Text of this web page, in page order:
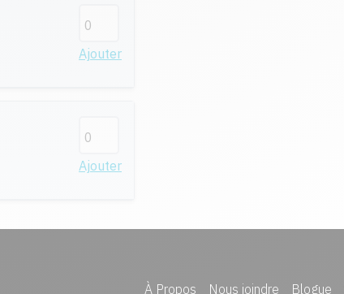
Ajouter
Ajouter
À Propos Nous joindre Blogue